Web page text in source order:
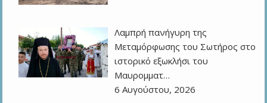
Λαμπρή πανήγυρη της
Μεταμόρφωσης του Σωτήρος στο
ιστορικό εξωκλήσι του
Μαυρομματ…
6 Αυγούστου, 2026